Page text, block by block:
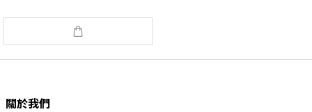
關於我們